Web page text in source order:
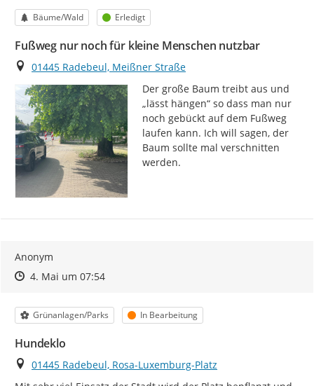
Kategorie
Bäume/Wald Status
Erledigt
Fußweg nur noch für kleine Menschen nutzbar
Ort
01445 Radebeul, Meißner Straße
Der große Baum treibt aus und
„lässt hängen“ so dass man nur
noch gebückt auf dem Fußweg
laufen kann. Ich will sagen, der
Baum sollte mal verschnitten
werden.
Anonym
Zeitpunkt des Erstellens
Zeitpunkt des Erstellens
4. Mai um 07:54Zur Äußerung
Kategorie
Grünanlagen/Parks Status
In Bearbeitung
Hundeklo
Ort
01445 Radebeul, Rosa-Luxemburg-Platz